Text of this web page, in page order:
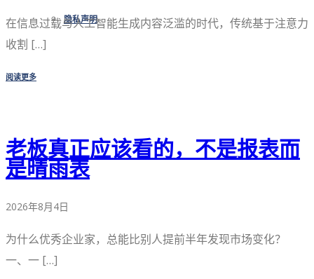
隐私声明
在信息过载与人工智能生成内容泛滥的时代，传统基于注意力
收割 […]
阅读更多
老板真正应该看的，不是报表而
是晴雨表
2026年8月4日
为什么优秀企业家，总能比别人提前半年发现市场变化？
一、一 […]